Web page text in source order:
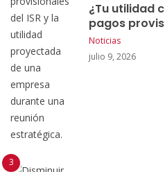
¿Tu utilidad
pagos
Noticias
julio 9, 2026